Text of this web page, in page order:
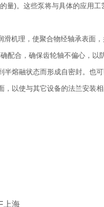
量)。这些泵将与具体的应用
机理，使聚合物经轴承表面
配合，确保齿轮轴不偏心，以
熔融状态而形成自密封。也
以使与其它设备的法兰安装